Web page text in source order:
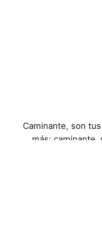
Caminante, son
más; caminante,